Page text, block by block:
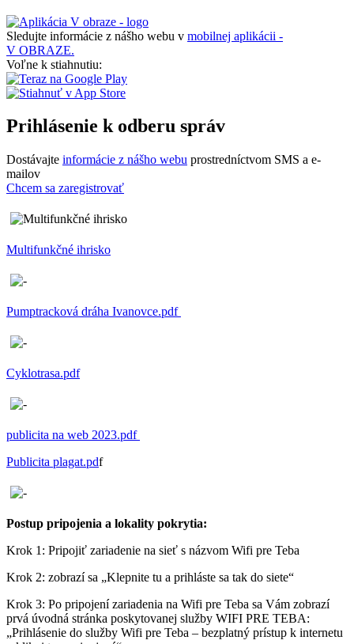
Sledujte informácie z nášho webu v mobilnej aplikácii -
V OBRAZE.
Voľne k stiahnutiu:
Prihlásenie k odberu správ
Dostávajte informácie z nášho webu prostredníctvom SMS a e-
mailov
Chcem sa zaregistrovať
Multifunkčné ihrisko
Pumptracková dráha Ivanovce.pdf
Cyklotrasa.pdf
publicita na web 2023.pdf
Publicita plagat.pdf
Postup pripojenia a lokality pokrytia:
Krok 1: Pripojiť zariadenie na sieť s názvom Wifi pre Teba
Krok 2: zobrazí sa „Klepnite tu a prihláste sa tak do siete“
Krok 3: Po pripojení zariadenia na Wifi pre Teba sa Vám zobrazí
prvá úvodná stránka poskytovanej služby WIFI PRE TEBA:
„Prihlásenie do služby Wifi pre Teba – bezplatný prístup k internetu